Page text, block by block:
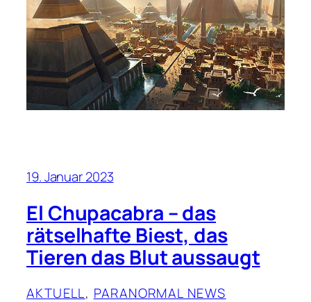
19. Januar 2023
El Chupacabra – das
rätselhafte Biest, das
Tieren das Blut aussaugt
AKTUELL, PARANORMAL NEWS